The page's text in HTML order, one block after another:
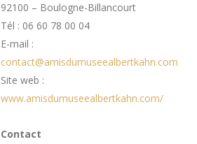
92100 – Boulogne-Billancourt
Tél : 06 60 78 00 04
E-mail :
contact@amisdumuseealbertkahn.com
Site web :
www.amisdumuseealbertkahn.com/
Contact